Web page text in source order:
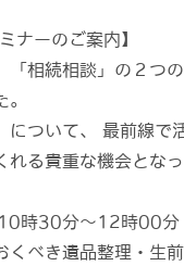
ナーのご案内】
「相続相談」の２つ
ついて、 最前線で
れる貴重な機会とな
30分～12時00分
き遺品整理・生前